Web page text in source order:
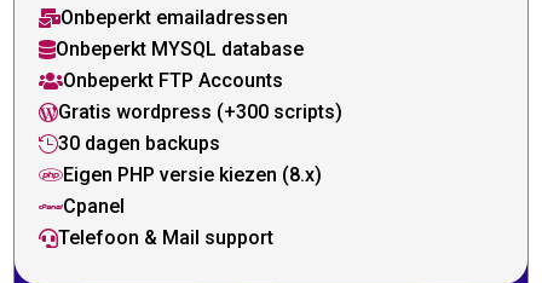
Onbeperkt emailadressen
Onbeperkt MYSQL database
Onbeperkt FTP Accounts
Gratis wordpress (+300 scripts)
30 dagen backups
Eigen PHP versie kiezen (8.x)
Cpanel
Telefoon & Mail support